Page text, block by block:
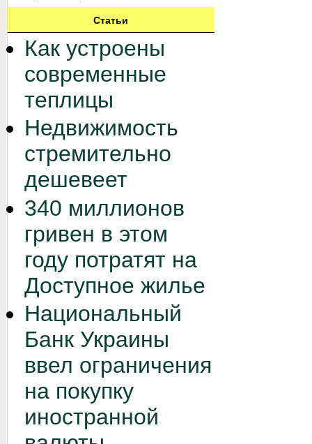
Статьи
Как устроены
современные
теплицы
Недвижимость
стремительно
дешевеет
340 миллионов
гривен в этом
году потратят на
Доступное жилье
Национальный
Банк Украины
ввел ограничения
на покупку
иностранной